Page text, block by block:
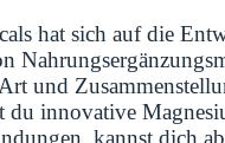
hat sich auf die
und
du innovative
kannst dich